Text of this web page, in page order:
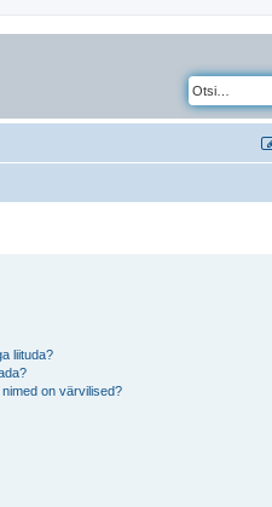
liituda?
on värvilised?